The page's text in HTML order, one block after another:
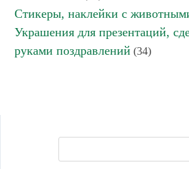
Стикеры, наклейки с
Украшения для презентаций,
руками поздравлений (34)